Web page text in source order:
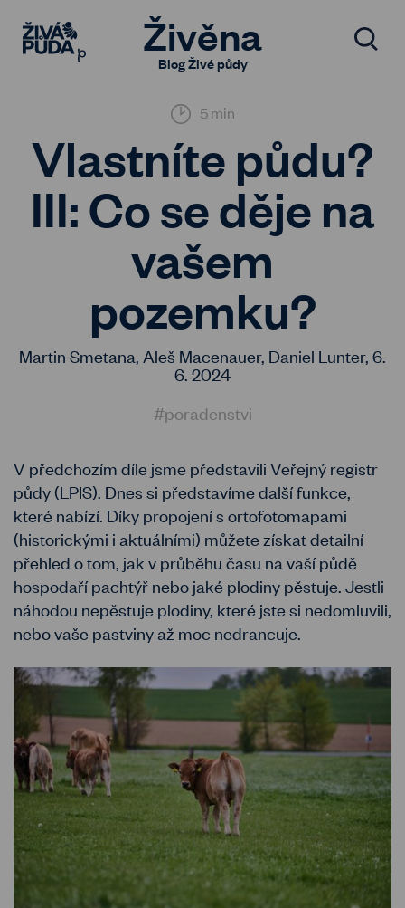
Živěna
Blog Živé půdy
5 min
Vlastníte půdu?
III: Co se děje na
vašem
pozemku?
Martin Smetana, Aleš Macenauer, Daniel Lunter, 6.
6. 2024
#poradenstvi
V předchozím díle jsme představili Veřejný registr
půdy (LPIS). Dnes si představíme další funkce,
které nabízí. Díky propojení s ortofotomapami
(historickými i aktuálními) můžete získat detailní
přehled o tom, jak v průběhu času na vaší půdě
hospodaří pachtýř nebo jaké plodiny pěstuje. Jestli
náhodou nepěstuje plodiny, které jste si nedomluvili,
nebo vaše pastviny až moc nedrancuje.